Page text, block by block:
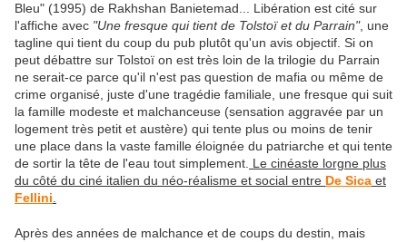
Bleu" (1995) de Rakhshan Banietemad... Libération est cité sur
l'affiche avec "Une fresque qui tient de Tolstoï et du Parrain", une
tagline qui tient du coup du pub plutôt qu'un avis objectif. Si on
peut débattre sur Tolstoï on est très loin de la trilogie du Parrain
ne serait-ce parce qu'il n'est pas question de mafia ou même de
crime organisé, juste d'une tragédie familiale, une fresque qui suit
la famille modeste et malchanceuse (sensation aggravée par un
logement très petit et austère) qui tente plus ou moins de tenir
une place dans la vaste famille éloignée du patriarche et qui tente
de sortir la tête de l'eau tout simplement. Le cinéaste lorgne plus
du côté du ciné italien du néo-réalisme et social entre De Sica et
Fellini
Après des années de malchance et de coups du destin, mais